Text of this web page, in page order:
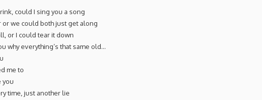
could I sing you a song
or we could both just get along
or I could tear it down
why everything’s that same old…
me to
you
time, just another lie